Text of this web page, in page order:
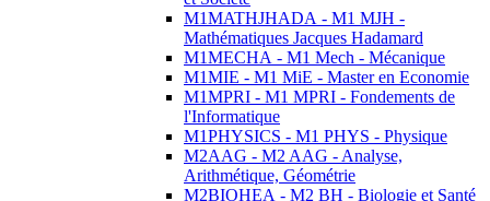
M1MATHJHADA - M1 MJH -
Mathématiques Jacques Hadamard
M1MECHA - M1 Mech - Mécanique
M1MIE - M1 MiE - Master en Economie
M1MPRI - M1 MPRI - Fondements de
l'Informatique
M1PHYSICS - M1 PHYS - Physique
M2AAG - M2 AAG - Analyse,
Arithmétique, Géométrie
M2BIOHEA - M2 BH - Biologie et Santé